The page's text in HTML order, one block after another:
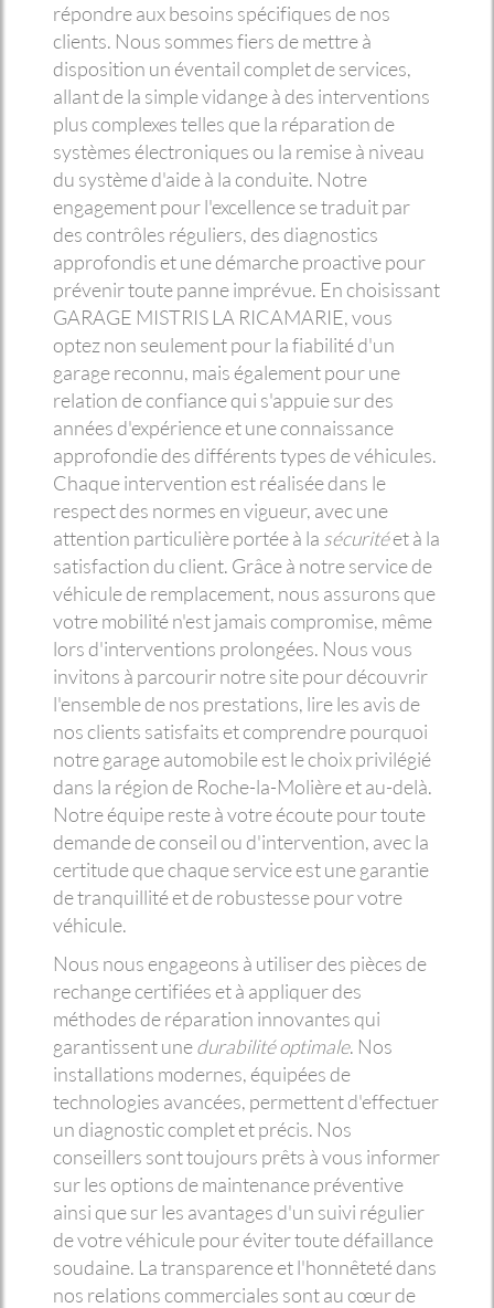
répondre aux besoins spécifiques de nos
clients. Nous sommes fiers de mettre à
disposition un éventail complet de services,
allant de la simple vidange à des interventions
plus complexes telles que la réparation de
systèmes électroniques ou la remise à niveau
du système d'aide à la conduite. Notre
engagement pour l'excellence se traduit par
des contrôles réguliers, des diagnostics
approfondis et une démarche proactive pour
prévenir toute panne imprévue. En choisissant
GARAGE MISTRIS LA RICAMARIE, vous
optez non seulement pour la fiabilité d'un
garage reconnu, mais également pour une
relation de confiance qui s'appuie sur des
années d'expérience et une connaissance
approfondie des différents types de véhicules.
Chaque intervention est réalisée dans le
respect des normes en vigueur, avec une
attention particulière portée à la sécuritéet à la
satisfaction du client. Grâce à notre service de
véhicule de remplacement, nous assurons que
votre mobilité n'est jamais compromise, même
lors d'interventions prolongées. Nous vous
invitons à parcourir notre site pour découvrir
l'ensemble de nos prestations, lire les avis de
nos clients satisfaits et comprendre pourquoi
notre garage automobile est le choix privilégié
dans la région de Roche-la-Molière et au-delà.
Notre équipe reste à votre écoute pour toute
demande de conseil ou d'intervention, avec la
certitude que chaque service est une garantie
de tranquillité et de robustesse pour votre
véhicule.
Nous nous engageons à utiliser des pièces de
rechange certifiées et à appliquer des
méthodes de réparation innovantes qui
garantissent unedurabilité optimale. Nos
installations modernes, équipées de
technologies avancées, permettent d'effectuer
un diagnostic complet et précis. Nos
conseillers sont toujours prêts à vous informer
sur les options de maintenance préventive
ainsi que sur les avantages d'un suivi régulier
de votre véhicule pour éviter toute défaillance
soudaine. La transparence et l'honnêteté dans
nos relations commerciales sont au cœur de